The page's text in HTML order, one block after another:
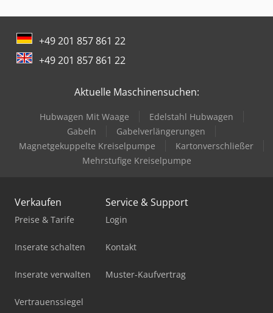
Cnc-Gravier- Und Fräsmaschine
Drahtricht- Und Abschneidemaschine
Feuerwehr
Gabelstapler Diesel
Hubwagen Manuell
Ladekran
Pick-And-Place-Roboter
Standbodenbeutel-Füll- Und Verschließmaschine
Stromaggregat 200 Kva
+49 201 857 861 22
+49 201 857 861 22
Aktuelle Maschinensuchen:
Hubwagen Mit Waage
Edelstahl Hubwagen
Gabeln
Gabelverlängerungen
Magnetgekuppelte Kreiselpumpe
Kartonverschließer
Mehrstufige Kreiselpumpe
Verkaufen
Preise & Tarife
Inserate schalten
Inserate verwalten
Vertrauenssiegel
Service & Support
Login
Kontakt
Muster-Kaufvertrag